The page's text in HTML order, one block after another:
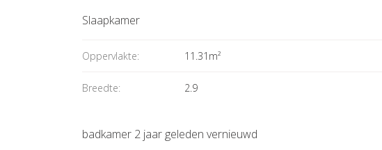
Slaapkamer
Oppervlakte: 11.31m²
Breedte: 2.9
badkamer 2 jaar geleden vernieuwd